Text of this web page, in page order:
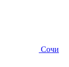
Сочи